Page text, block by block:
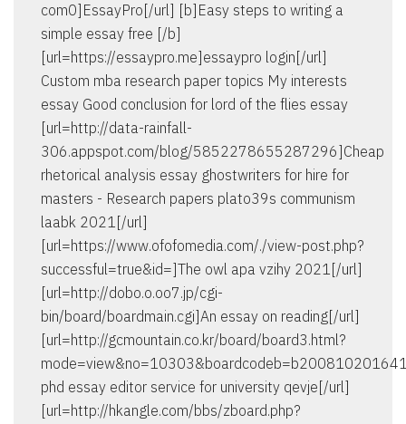
com0]EssayPro[/url] [b]Easy steps to writing a
simple essay free [/b]
[url=https://essaypro.me]essaypro login[/url]
Custom mba research paper topics My interests
essay Good conclusion for lord of the flies essay
[url=http://data-rainfall-
306.appspot.com/blog/5852278655287296]Cheap
rhetorical analysis essay ghostwriters for hire for
masters - Research papers plato39s communism
laabk 2021[/url]
[url=https://www.ofofomedia.com/./view-post.php?
successful=true&id=]The owl apa vzihy 2021[/url]
[url=http://dobo.o.oo7.jp/cgi-
bin/board/boardmain.cgi]An essay on reading[/url]
[url=http://gcmountain.co.kr/board/board3.html?
phd essay editor service for university qevje[/url]
[url=http://hkangle.com/bbs/zboard.php?